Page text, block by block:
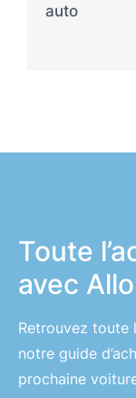
auto
Toute
avec
Retrouvez toute
notre guide
prochaine